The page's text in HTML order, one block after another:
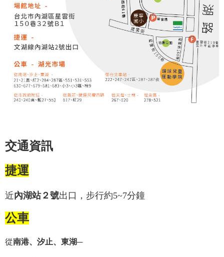
交通資訊
捷運
近內湖站２號出口，步行約5~7分鐘
公車
從南港、汐止、東湖─